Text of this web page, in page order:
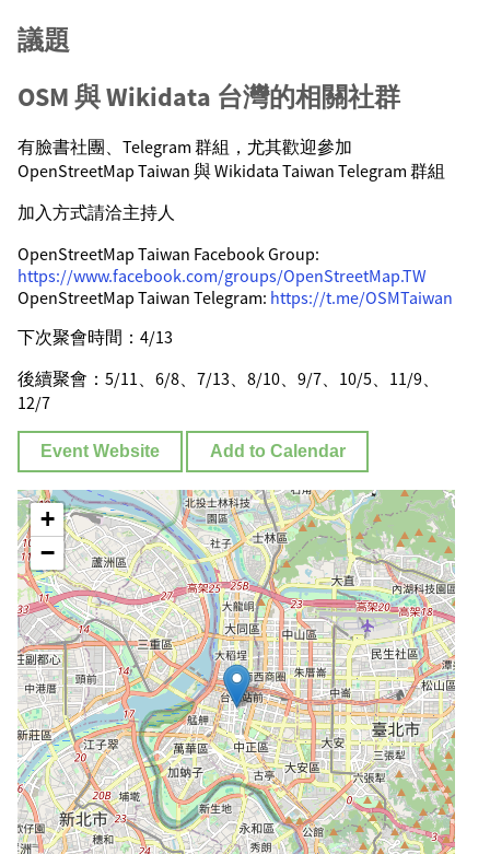
議題
OSM 與 Wikidata 台灣的相關社群
有臉書社團、Telegram 群組，尤其歡迎參加
OpenStreetMap Taiwan 與 Wikidata Taiwan Telegram 群組
加入方式請洽主持人
OpenStreetMap Taiwan Facebook Group:
https://www.facebook.com/groups/OpenStreetMap.TW
OpenStreetMap Taiwan Telegram: https://t.me/OSMTaiwan
下次聚會時間：4/13
後續聚會：5/11、6/8、7/13、8/10、9/7、10/5、11/9、
12/7
Event Website Add to Calendar
+
−